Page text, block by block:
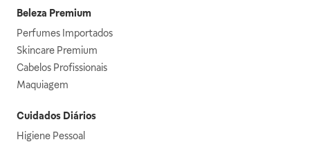
Beleza Premium
Perfumes Importados
Skincare Premium
Cabelos Profissionais
Maquiagem
Cuidados Diários
Higiene Pessoal